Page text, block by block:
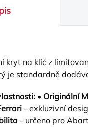
kryt na klíč z
je standardně
• Originální
- exkluzivní
- určeno pro